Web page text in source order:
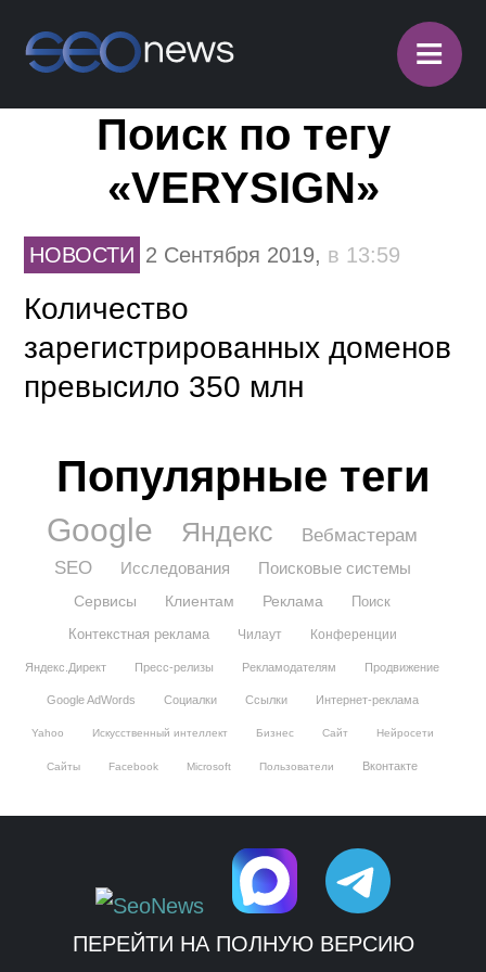
≡
Поиск по тегу
«VERYSIGN»
НОВОСТИ 2 Сентября 2019, в 13:59
Количество
зарегистрированных доменов
превысило 350 млн
Популярные теги
Google Яндекс
Вебмастерам
SEO
Исследования Поисковые системы
Сервисы Клиентам Реклама
Поиск
Контекстная реклама
Чилаут Конференции
Яндекс.Директ Пресс-релизы Рекламодателям Продвижение
Google AdWords Социалки Ссылки Интернет-реклама
Yahoo Искусственный интеллект Бизнес Сайт Нейросети
Сайты Facebook Microsoft Пользователи Вконтакте
ПЕРЕЙТИ НА ПОЛНУЮ ВЕРСИЮ